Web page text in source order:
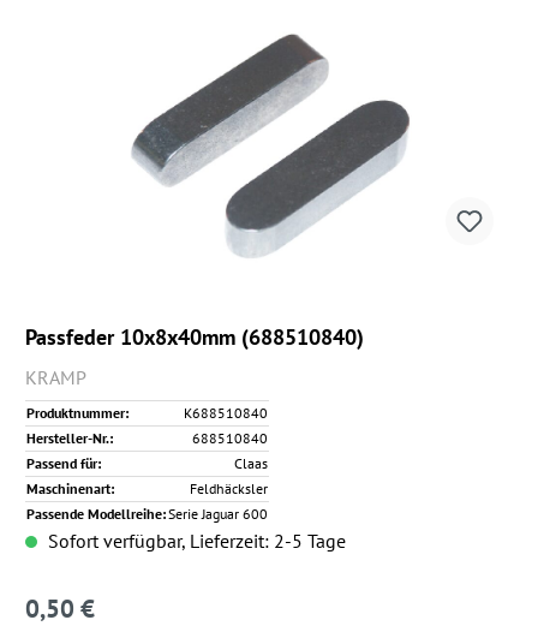
Passfeder 10x8x40mm (688510840)
KRAMP
Produktnummer:
K688510840
Hersteller-Nr.:
688510840
Passend für:
Claas
Maschinenart:
Feldhäcksler
Passende Modellreihe:Serie Jaguar 600
Sofort verfügbar, Lieferzeit: 2-5 Tage
Regulärer Preis:
0,50 €